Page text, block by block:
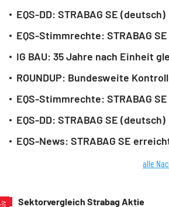
EQS-DD: STRABAG SE (deutsch)
EQS-Stimmrechte: STRABAG
EQS-Stimmrechte: STRABAG
EQS-DD: STRABAG SE (deutsch)
alle
Sektorvergleich Strabag Aktie